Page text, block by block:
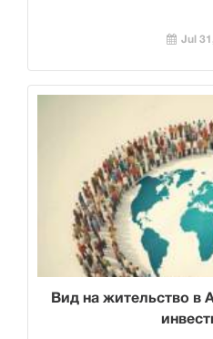
Jul
Вид на жительство в